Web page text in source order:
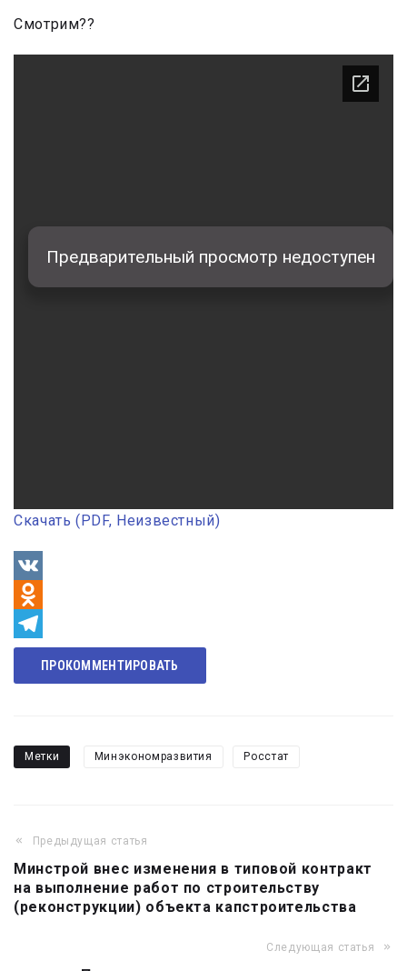
Смотрим??
Скачать (PDF, Неизвестный)
VK
Odnoklassniki
Telegram
ПРОКОММЕНТИРОВАТЬ
Метки Минэкономразвития Росстат
Навигация
по
записям
Предыдущая статья
Минстрой внес изменения в типовой контракт
на выполнение работ по строительству
(реконструкции) объекта капстроительства
Следующая статья